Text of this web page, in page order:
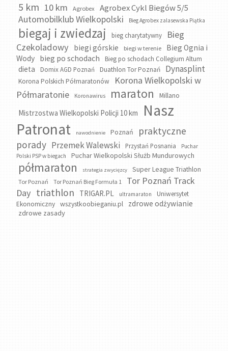
5 km 10 km Agrobex Agrobex Cykl Biegów 5/5
Automobilklub Wielkopolski Bieg Agrobex zalasewska Piątka
biegaj i zwiedzaj bieg charytatywny
Bieg
Czekoladowy
biegi górskie biegi w terenie
Bieg Ognia i
Wody bieg po schodach Bieg po schodach Collegium Altum
dieta Domix AGD Poznań Duathlon Tor Poznań Dynasplint
Korona Polskich Półmaratonów
Korona Wielkopolski w
Półmaratonie
Koronawirus maraton Millano
Mistrzostwa Wielkopolski Policji 10 km
Nasz
Patronat
nawodnienie Poznań
praktyczne
porady Przemek Walewski Przystań Posnania
Puchar
Polski PSP w biegach
Puchar Wielkopolski Służb Mundurowych
półmaraton strategia zwycięzcy Super League Triathlon
Tor Poznań Tor Poznań Bieg Formuła 1
Tor Poznań Track
Day triathlon TRIGAR.PL ultramaraton
Uniwersytet
Ekonomiczny
wszystkoobieganiu.pl zdrowe odżywianie
zdrowe zasady